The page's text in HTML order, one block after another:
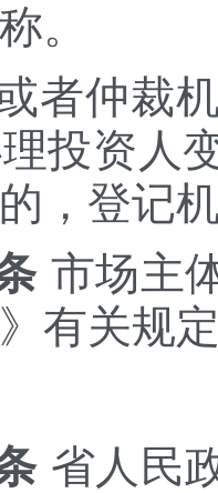
。
者仲裁
投资人
，登记
市场主
有关规
省人民